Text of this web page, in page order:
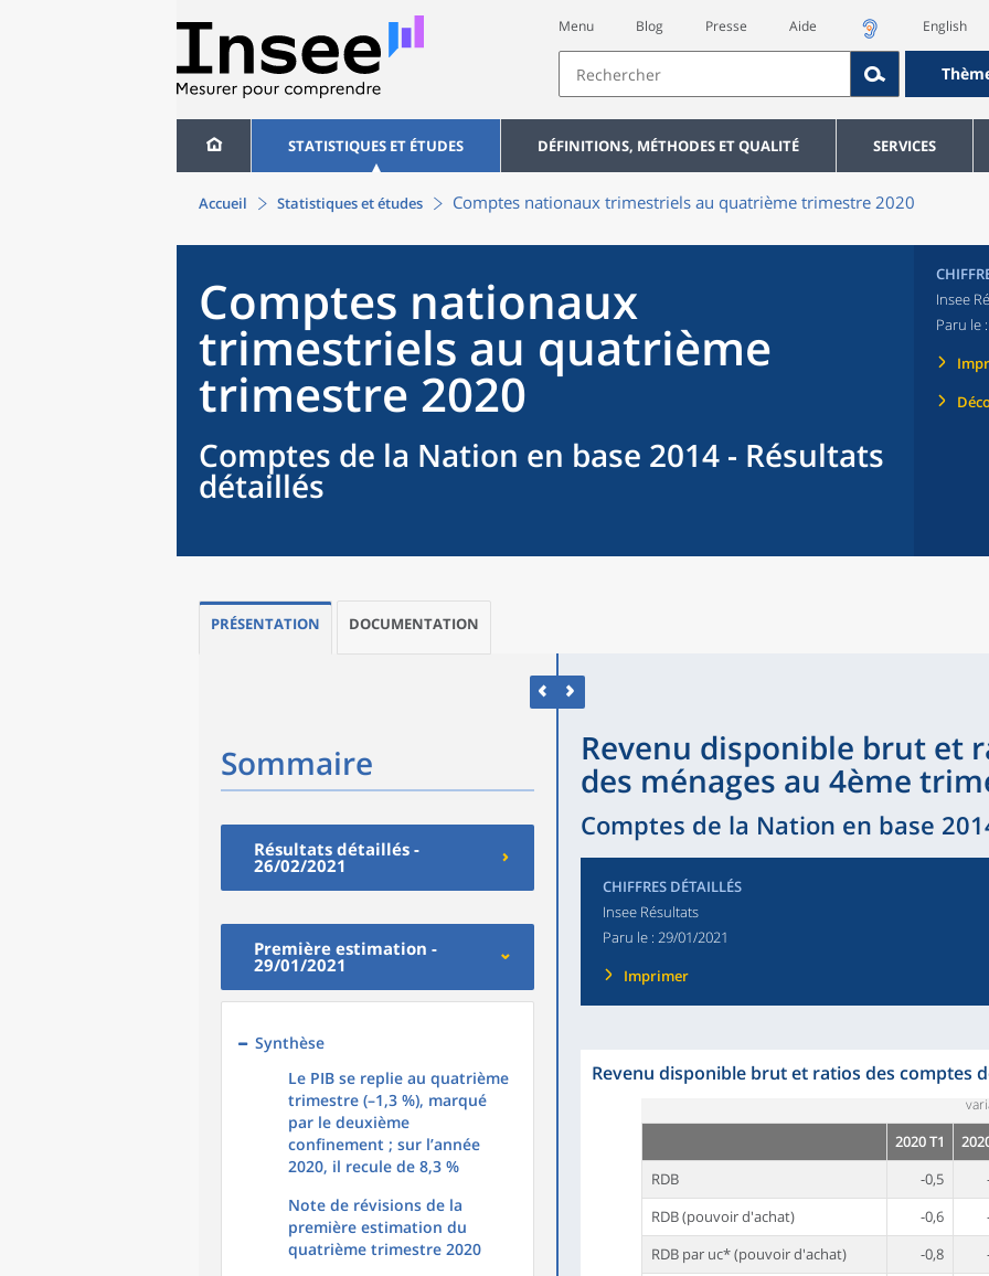
Menu Blog Presse Aide English
STATISTIQUES ET ÉTUDES DÉFINITIONS, MÉTHODES ET QUALITÉ SERVICES
Accueil Statistiques et études Comptes nationaux trimestriels au quatrième trimestre 2020
Comptes nationaux
trimestriels au quatrième
trimestre 2020
Comptes de la Nation en base 2014 - Résultats
détaillés
Insee
Paru le
PRÉSENTATION DOCUMENTATION
Sommaire
Résultats détaillés -
26/02/2021
Première estimation -
29/01/2021
Synthèse
Le PIB se replie au quatrième
trimestre (–1,3 %), marqué
par le deuxième
confinement ; sur l’année
2020, il recule de 8,3 %
Note de révisions de la
première estimation du
quatrième trimestre 2020
Revenu disponible brut et
des ménages au 4ème
Comptes de la Nation en base
CHIFFRES DÉTAILLÉS
Insee Résultats
Paru le : 29/01/2021
Imprimer
Revenu disponible brut et ratios des comptes
2020 T1
RDB
-0,5
RDB (pouvoir d'achat)
-0,6
RDB par uc* (pouvoir d'achat)
-0,8